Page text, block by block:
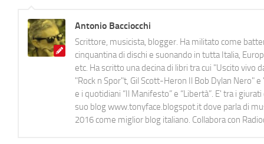
Antonio Bacciocchi
Scrittore, musicista, blogger. Ha militato come
cinquantina di dischi e suonando in tutta Italia,
etc. Ha scritto una decina di libri tra cui "Uscito vivo
"Rock n Spor"t, Gil Scott-Heron Il Bob Dylan Nero"
e i quotidiani “Il Manifesto” e “Libertà”. E' tra i
suo blog www.tonyface.blogspot.it dove parla di
2016 come miglior blog italiano. Collabora con